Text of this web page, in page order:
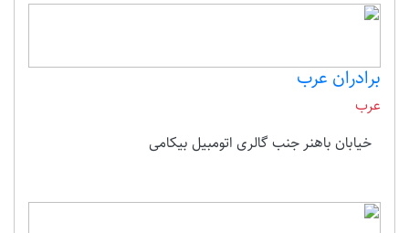
برادران عرب
عرب
خیابان باهنر جنب گالری اتومبیل بیکامی